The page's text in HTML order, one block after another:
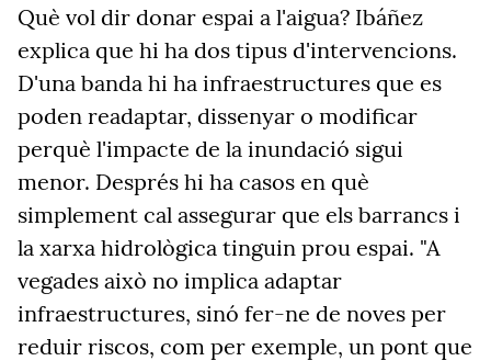
Què vol dir donar espai a l'aigua? Ibáñez
explica que hi ha dos tipus d'intervencions.
D'una banda hi ha infraestructures que es
poden readaptar, dissenyar o modificar
perquè l'impacte de la inundació sigui
menor. Després hi ha casos en què
simplement cal assegurar que els barrancs i
la xarxa hidrològica tinguin prou espai. "A
vegades això no implica adaptar
infraestructures, sinó fer-ne de noves per
reduir riscos, com per exemple, un pont que